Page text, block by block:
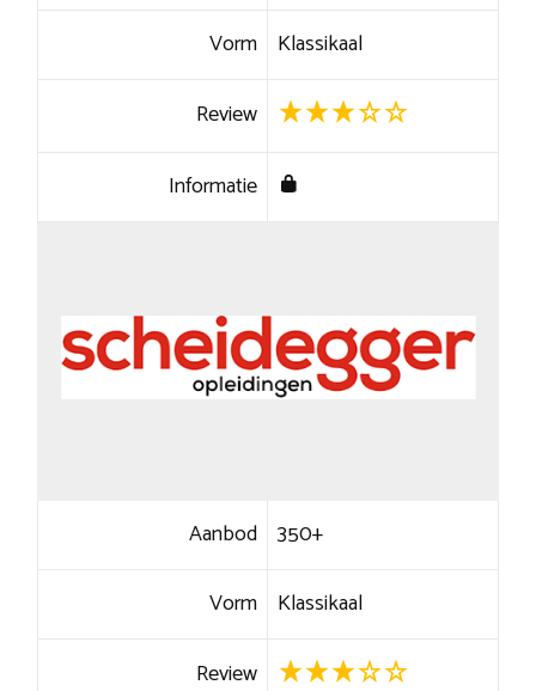
Vorm Klassikaal
Review
Informatie
Aanbod 350+
Vorm Klassikaal
Review